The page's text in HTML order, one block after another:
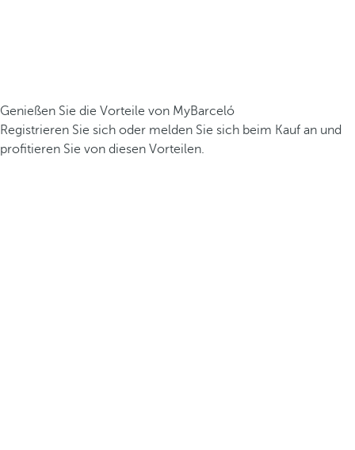
Genießen Sie die Vorteile von MyBarceló
Registrieren Sie sich oder melden Sie sich beim Kauf an und
profitieren Sie von diesen Vorteilen.